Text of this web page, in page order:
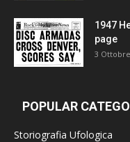
1947
page
3
POPULAR
Storiografia Ufologica